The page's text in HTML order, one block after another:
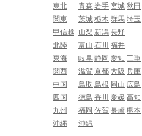
東北
青森 岩手 宮城 秋田
関東
茨城 栃木 群馬 埼玉
甲信越
山梨 新潟 長野
北陸
富山 石川 福井
東海
岐阜 静岡 愛知 三重
関西
滋賀 京都 大阪 兵庫
中国
鳥取 島根 岡山 広島
四国
徳島 香川 愛媛 高知
九州
福岡 佐賀 長崎 熊本
沖縄
沖縄